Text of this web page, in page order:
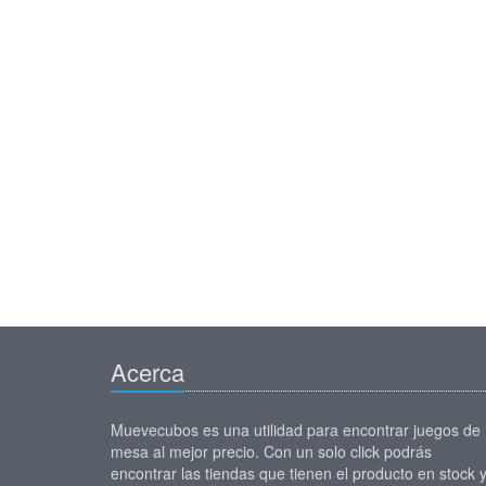
Acerca
Muevecubos es una utilidad para encontrar juegos de
mesa al mejor precio. Con un solo click podrás
encontrar las tiendas que tienen el producto en stock y